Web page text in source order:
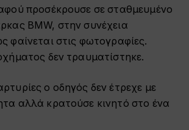
προσέκρουσε σε σταθμευμένο
BMW, στην συνέχεια
φαίνεται στις φωτογραφίες.
δεν τραυματίστηκε.
ο οδηγός δεν έτρεχε με
αλλά κρατούσε κινητό στο ένα